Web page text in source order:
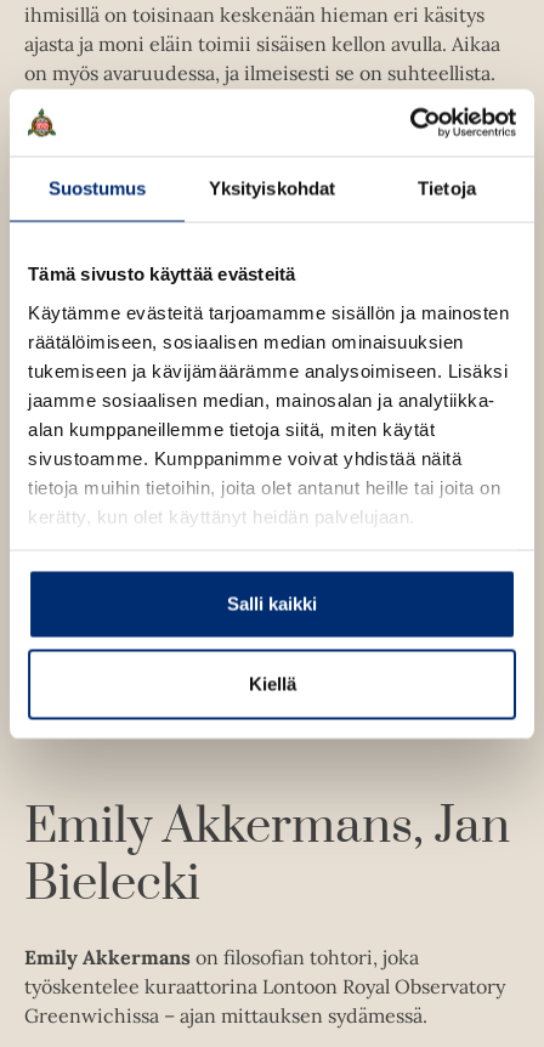
Suostumus Yksityiskohdat Tietoja
Tämä sivusto käyttää evästeitä
Käytämme evästeitä tarjoamamme sisällön ja mainosten
räätälöimiseen, sosiaalisen median ominaisuuksien
tukemiseen ja kävijämäärämme analysoimiseen. Lisäksi
jaamme sosiaalisen median, mainosalan ja analytiikka-
alan kumppaneillemme tietoja siitä, miten käytät
sivustoamme. Kumppanimme voivat yhdistää näitä
tietoja muihin tietoihin, joita olet antanut heille tai joita on
kerätty, kun olet käyttänyt heidän palvelujaan.
Salli kaikki
Kiellä
ihmisillä on toisinaan keskenään hieman eri käsitys
ajasta ja moni eläin toimii sisäisen kellon avulla. Aikaa
on myös avaruudessa, ja ilmeisesti se on suhteellista.
Tämä asiantunteva, syväluotaava ja värikäs tietokirja
herättelee pohtimaan, miten aikaa oikeastaan voi
Kirjan kuvapankkikuvat
Osta teos
O
a
K
j
.
f
A
u
k
e
a
u
u
t
Emily Akkermans Jan
Bielecki
Emily Akkermans on filosofian tohtori, joka
työskentelee kuraattorina Lontoon Royal Observatory
Greenwichissa – ajan mittauksen sydämessä.